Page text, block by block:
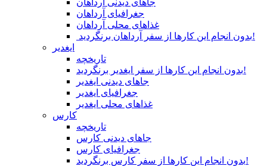
جاهای دیدنی آرداهان
جغرافیای آرداهان
غذاهای محلی آرداهان
بدون انجام این کارها از سفر آرداهان برنگردید!
ایغدیر
تاریخچه
بدون انجام این کارها از سفر ایغدیر برنگردید!
جاهای دیدنی ایغدیر
جغرافیای ایغدیر
غذاهای محلی ایغدیر
کارس
تاریخچه
جاهای دیدنی کارس
جغرافیای کارس
بدون انجام این کارها از سفر کارس برنگردید!